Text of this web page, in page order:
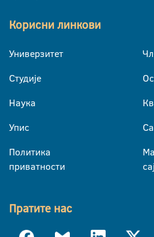
Корисни линкови
Универзитет
Студије
Наука
Упис
Политика
приватности
Пратите нас